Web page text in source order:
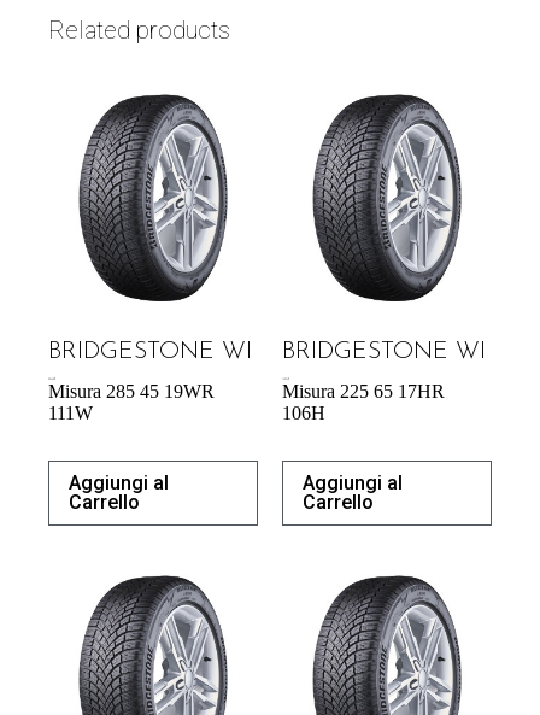
Related products
BRIDGESTONE WI
Misura 285 45 19WR
111W
Aggiungi al
Carrello
BRIDGESTONE WI
Misura 225 65 17HR
106H
Aggiungi al
Carrello